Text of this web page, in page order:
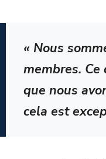
« Nous
membres.
que nous
cela est